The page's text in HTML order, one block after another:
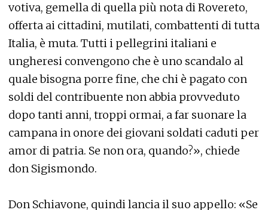
votiva, gemella di quella più nota di Rovereto,
offerta ai cittadini, mutilati, combattenti di tutta
Italia, è muta. Tutti i pellegrini italiani e
ungheresi convengono che è uno scandalo al
quale bisogna porre fine, che chi è pagato con
soldi del contribuente non abbia provveduto
dopo tanti anni, troppi ormai, a far suonare la
campana in onore dei giovani soldati caduti per
amor di patria. Se non ora, quando?», chiede
don Sigismondo.
Don Schiavone, quindi lancia il suo appello: «Se